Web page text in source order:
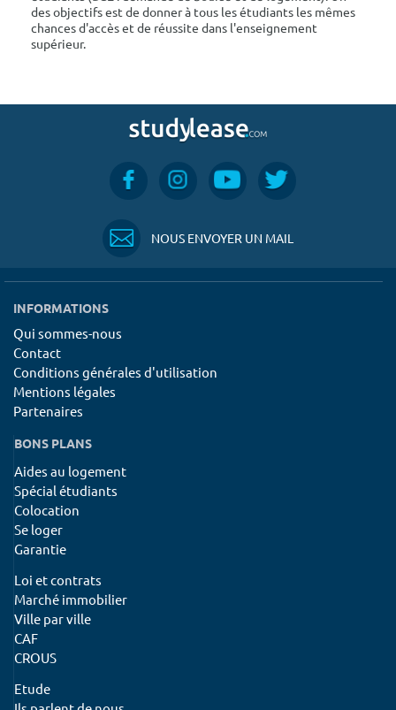
des objectifs est de donner à tous les étudiants les mêmes
chances d'accès et de réussite dans l'enseignement
supérieur.
NOUS ENVOYER UN MAIL
INFORMATIONS
Qui sommes-nous
Contact
Conditions générales d'utilisation
Mentions légales
Partenaires
BONS PLANS
Aides au logement
Spécial étudiants
Colocation
Se loger
Garantie
Loi et contrats
Marché immobilier
Ville par ville
CAF
CROUS
Etude